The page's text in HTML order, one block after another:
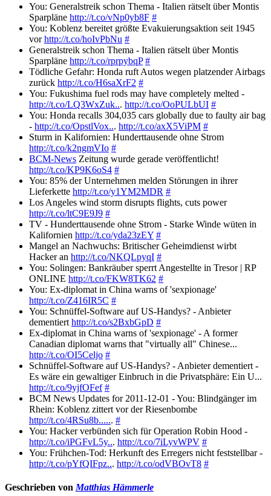
You: Generalstreik schon Thema - Italien rätselt über Montis
Sparpläne http://t.co/vNp0yb8F #
You: Koblenz bereitet größte Evakuierungsaktion seit 1945
vorhttp://t.co/hoIvPbNu #
Generalstreik schon Thema - Italien rätselt über Montis
Sparpläne http://t.co/rprpybqP #
Tödliche Gefahr: Honda ruft Autos wegen platzender Airbags
zurück http://t.co/H6saXrF2 #
You: Fukushima fuel rods may have completely melted -
http://t.co/LQ3WxZuk... http://t.co/OoPULbUI #
You: Honda recalls 304,035 cars globally due to faulty air bag
- http://t.co/OpstlVox... http://t.co/axX5ViPM #
Sturm in Kalifornien: Hunderttausende ohne Strom
http://t.co/k2ngmVIo #
BCM-News Zeitung wurde gerade veröffentlicht!
http://t.co/KP9K6oS4 #
You: 85% der Unternehmen melden Störungen in ihrer
Lieferkette http://t.co/y1YM2MDR #
Los Angeles wind storm disrupts flights, cuts power
http://t.co/ltC9E9J9 #
TV - Hunderttausende ohne Strom - Starke Winde wüten in
Kalifornien http://t.co/yda23zEY #
Mangel an Nachwuchs: Britischer Geheimdienst wirbt
Hacker an http://t.co/NKQLpyqI #
You: Solingen: Bankräuber sperrt Angestellte in Tresor | RP
ONLINE http://t.co/FKW8TK62 #
You: Ex-diplomat in China warns of 'sexpionage'
http://t.co/Z416IR5C #
You: Schnüffel-Software auf US-Handys? - Anbieter
dementiert http://t.co/s2BxbGpD #
Ex-diplomat in China warns of 'sexpionage' - A former
Canadian diplomat warns that "virtually all" Chinese...
http://t.co/OI5Celjo #
Schnüffel-Software auf US-Handys? - Anbieter dementiert -
Es wäre ein gewaltiger Einbruch in die Privatsphäre: Ein U...
http://t.co/9yjfOFef #
BCM News Updates for 2011-12-01 - You: Blindgänger im
Rhein: Koblenz zittert vor der Riesenbombe
http://t.co/4RSu8b...... #
You: Hacker verbünden sich für Operation Robin Hood -
http://t.co/iPGFvL5y... http://t.co/7iLyvWPV #
You: Frühchen-Tod: Herkunft des Erregers nicht feststellbar -
http://t.co/pYfQIFpz... http://t.co/odVBOvT8 #
Geschrieben von Matthias Hämmerle